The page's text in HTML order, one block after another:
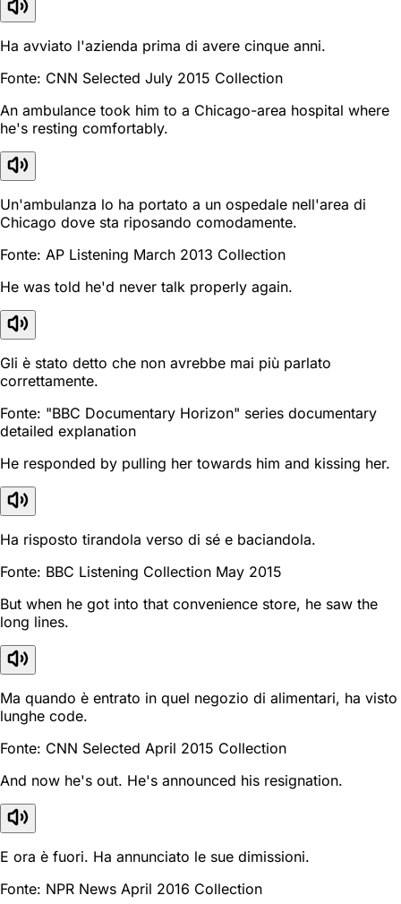
Ha avviato l'azienda prima di avere cinque anni.
Fonte: CNN Selected July 2015 Collection
An ambulance took him to a Chicago-area hospital where
he's resting comfortably.
Un'ambulanza lo ha portato a un ospedale nell'area di
Chicago dove sta riposando comodamente.
Fonte: AP Listening March 2013 Collection
He was told he'd never talk properly again.
Gli è stato detto che non avrebbe mai più parlato
correttamente.
Fonte: "BBC Documentary Horizon" series documentary
detailed explanation
He responded by pulling her towards him and kissing her.
Ha risposto tirandola verso di sé e baciandola.
Fonte: BBC Listening Collection May 2015
But when he got into that convenience store, he saw the
long lines.
Ma quando è entrato in quel negozio di alimentari, ha visto
lunghe code.
Fonte: CNN Selected April 2015 Collection
And now he's out. He's announced his resignation.
E ora è fuori. Ha annunciato le sue dimissioni.
Fonte: NPR News April 2016 Collection